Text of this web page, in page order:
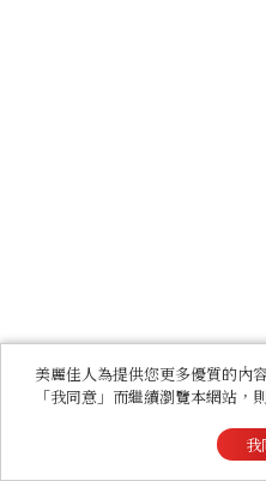
美麗佳人為提供您更多優質的內
「我同意」而繼續瀏覽本網站，
我